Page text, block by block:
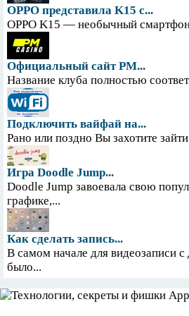
OPPO представила K15 с...
OPPO K15 — необычный смартфон
Официальный сайт PM...
Название клуба полностью
Подключить вайфай на...
Рано или поздно Вы захотите
Игра Doodle Jump...
Doodle Jump завоевала свою
графике,...
Как сделать запись...
В самом начале для видеозаписи
было...